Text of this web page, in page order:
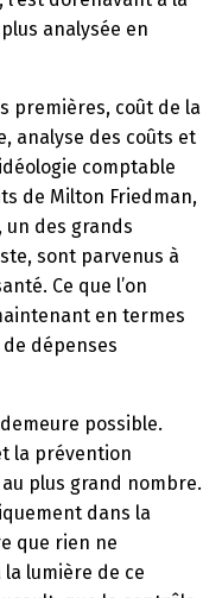
analysée en
premières, coût de la
analyse des coûts et
comptable
de Milton Friedman,
un des grands
sont parvenus à
Ce que l’on
en termes
dépenses
possible.
la prévention
plus grand nombre.
dans la
que rien ne
lumière de ce